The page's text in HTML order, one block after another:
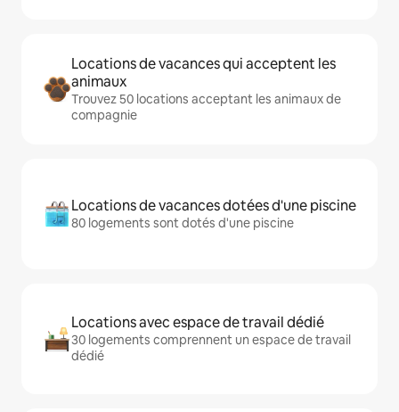
Locations de vacances qui acceptent les
animaux
Trouvez 50 locations acceptant les animaux de
compagnie
Locations de vacances dotées d'une piscine
80 logements sont dotés d'une piscine
Locations avec espace de travail dédié
30 logements comprennent un espace de travail
dédié